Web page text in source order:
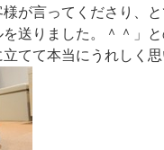
が言ってくださり、
送りました。＾＾」と
てて本当にうれしく思